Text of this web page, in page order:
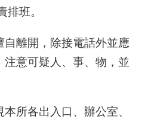
班。
自離開，除接電話外並應
意可疑人、事、物，並
所各出入口、辦公室、